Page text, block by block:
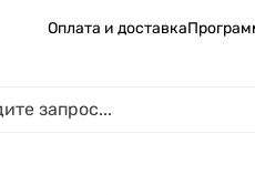
Оплата и доставка